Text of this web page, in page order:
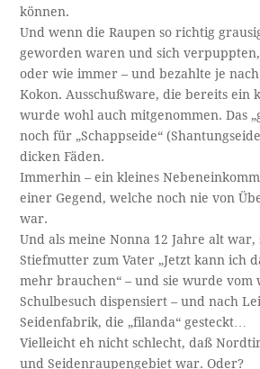
können.
Und wenn die Raupen so richtig
geworden waren und sich
oder wie immer – und bezahlte je
Kokon. Ausschußware, die bereits ein
wurde wohl auch mitgenommen. Das
noch für „Schappseide“
dicken Fäden.
Immerhin – ein kleines
einer Gegend, welche noch nie von
war.
Und als meine Nonna 12 Jahre alt war,
Stiefmutter zum Vater „Jetzt kann ich
mehr brauchen“ – und sie wurde vom
Schulbesuch dispensiert – und nach
Seidenfabrik, die „filanda“ gesteckt…
Vielleicht eh nicht schlecht, daß
und Seidenraupengebiet war. Oder?